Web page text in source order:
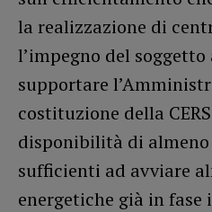
la realizzazione di
l’impegno del
supportare
costituzione della
disponibilità di
sufficienti ad avviare
energetiche già in fase